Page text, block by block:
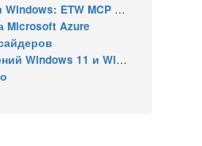
MCP и WPA MCP
Microsoft Azure
10 получил улучшения